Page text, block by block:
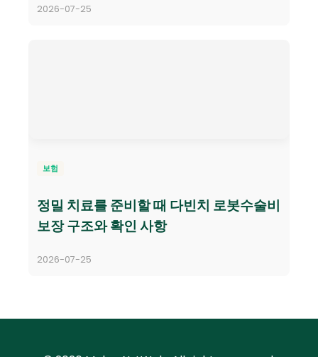
2026-07-25
보험
정밀 치료를 준비할 때 다빈치 로봇수술비
보장 구조와 확인 사항
2026-07-25